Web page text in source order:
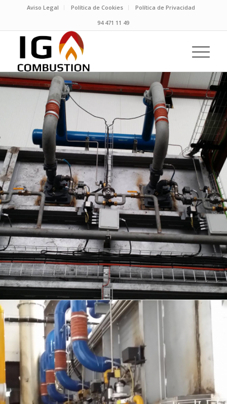
Aviso Legal Política de Cookies
Política de Privacidad
94 471 11 49